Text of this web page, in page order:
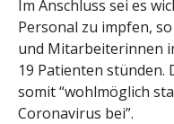
Im Anschluss sei es
Personal zu impfen,
und Mitarbeiterinnen
19 Patienten stünden.
somit “wohlmöglich
Coronavirus bei”.